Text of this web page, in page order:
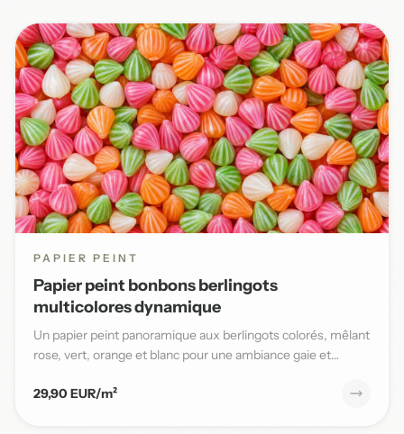
PAPIER PEINT
Papier peint bonbons berlingots
multicolores dynamique
Un papier peint panoramique aux berlingots colorés, mêlant
rose, vert, orange et blanc pour une ambiance gaie et
29,90 EUR/m²